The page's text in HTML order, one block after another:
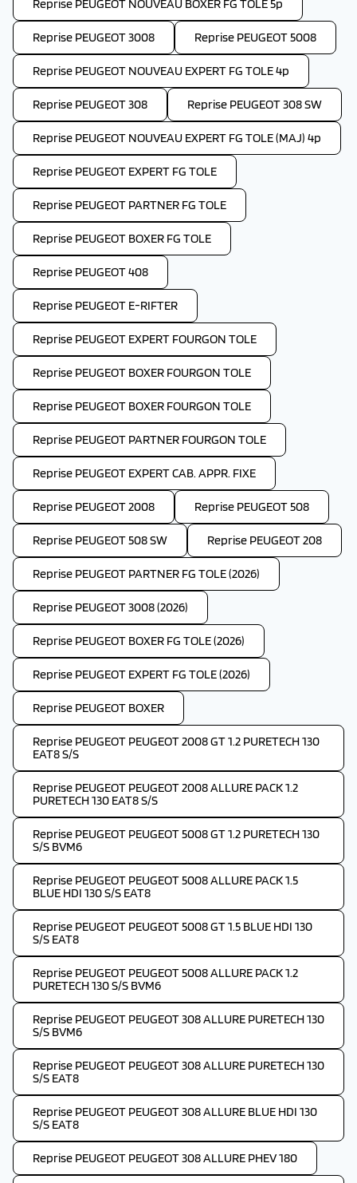
Reprise PEUGEOT NOUVEAU BOXER FG TOLE 5p
Reprise PEUGEOT 3008 Reprise PEUGEOT 5008
Reprise PEUGEOT NOUVEAU EXPERT FG TOLE 4p
Reprise PEUGEOT 308 Reprise PEUGEOT 308 SW
Reprise PEUGEOT NOUVEAU EXPERT FG TOLE (MAJ) 4p
Reprise PEUGEOT EXPERT FG TOLE
Reprise PEUGEOT PARTNER FG TOLE
Reprise PEUGEOT BOXER FG TOLE
Reprise PEUGEOT 408
Reprise PEUGEOT E-RIFTER
Reprise PEUGEOT EXPERT FOURGON TOLE
Reprise PEUGEOT BOXER FOURGON TOLE
Reprise PEUGEOT BOXER FOURGON TOLE
Reprise PEUGEOT PARTNER FOURGON TOLE
Reprise PEUGEOT EXPERT CAB. APPR. FIXE
Reprise PEUGEOT 2008 Reprise PEUGEOT 508
Reprise PEUGEOT 508 SW Reprise PEUGEOT 208
Reprise PEUGEOT PARTNER FG TOLE (2026)
Reprise PEUGEOT 3008 (2026)
Reprise PEUGEOT BOXER FG TOLE (2026)
Reprise PEUGEOT EXPERT FG TOLE (2026)
Reprise PEUGEOT BOXER
Reprise PEUGEOT PEUGEOT 2008 GT 1.2 PURETECH 130
EAT8 S/S
Reprise PEUGEOT PEUGEOT 2008 ALLURE PACK 1.2
PURETECH 130 EAT8 S/S
Reprise PEUGEOT PEUGEOT 5008 GT 1.2 PURETECH 130
S/S BVM6
Reprise PEUGEOT PEUGEOT 5008 ALLURE PACK 1.5
BLUE HDI 130 S/S EAT8
Reprise PEUGEOT PEUGEOT 5008 GT 1.5 BLUE HDI 130
S/S EAT8
Reprise PEUGEOT PEUGEOT 5008 ALLURE PACK 1.2
PURETECH 130 S/S BVM6
Reprise PEUGEOT PEUGEOT 308 ALLURE PURETECH 130
S/S BVM6
Reprise PEUGEOT PEUGEOT 308 ALLURE PURETECH 130
S/S EAT8
Reprise PEUGEOT PEUGEOT 308 ALLURE BLUE HDI 130
S/S EAT8
Reprise PEUGEOT PEUGEOT 308 ALLURE PHEV 180